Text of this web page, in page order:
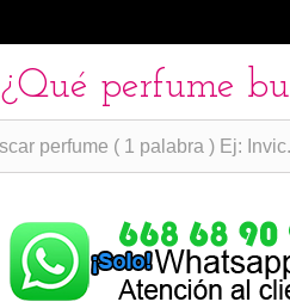
¿Qué perfume